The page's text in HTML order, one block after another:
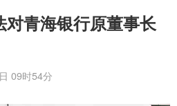
青海银行原董事长
09时54分